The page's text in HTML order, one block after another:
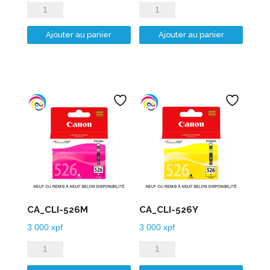
quantité
de
CA_CLI-
Ajouter au panier
quantité
de
CA_CLI-
Ajouter au panier
CA_CLI-526M
3 000 xpf
quantité
de
CA_CLI-526Y
3 000xpf
quantité
de